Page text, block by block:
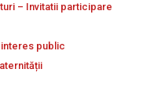
– Invitatii participare
public